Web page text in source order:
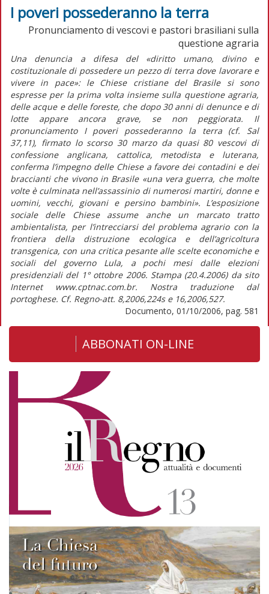
I poveri possederanno la terra
Pronunciamento di vescovi e pastori brasiliani sulla
questione agraria
Una denuncia a difesa del «diritto umano, divino e
costituzionale di possedere un pezzo di terra dove lavorare e
vivere in pace»: le Chiese cristiane del Brasile si sono
espresse per la prima volta insieme sulla questione agraria,
delle acque e delle foreste, che dopo 30 anni di denunce e di
lotte appare ancora grave, se non peggiorata. Il
pronunciamento I poveri possederanno la terra (cf. Sal
37,11), firmato lo scorso 30 marzo da quasi 80 vescovi di
confessione anglicana, cattolica, metodista e luterana,
conferma l’impegno delle Chiese a favore dei contadini e dei
braccianti che vivono in Brasile «una vera guerra, che molte
volte è culminata nell’assassinio di numerosi martiri, donne e
uomini, vecchi, giovani e persino bambini». L’esposizione
sociale delle Chiese assume anche un marcato tratto
ambientalista, per l’intrecciarsi del problema agrario con la
frontiera della distruzione ecologica e dell’agricoltura
transgenica, con una critica pesante alle scelte economiche e
sociali del governo Lula, a pochi mesi dalle elezioni
presidenziali del 1° ottobre 2006. Stampa (20.4.2006) da sito
Internet www.cptnac.com.br. Nostra traduzione dal
portoghese. Cf. Regno-att. 8,2006,224s e 16,2006,527.
Documento, 01/10/2006, pag. 581
ABBONATI ON-LINE